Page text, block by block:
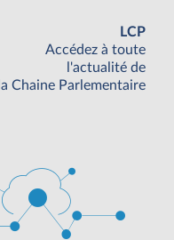
LCP
Accédez à toute
l'actualité de
la Chaine Parlementaire